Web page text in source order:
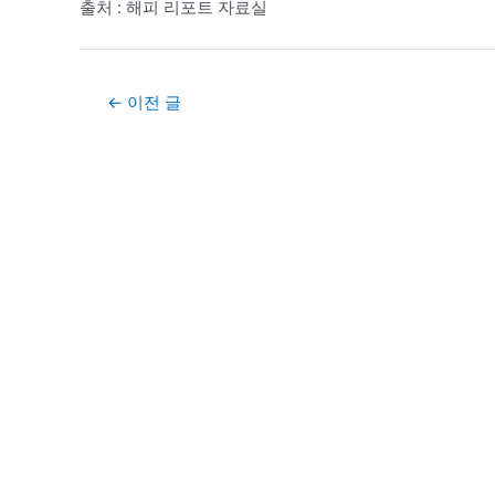
출처 : 해피 리포트 자료실
Post← 이전 글